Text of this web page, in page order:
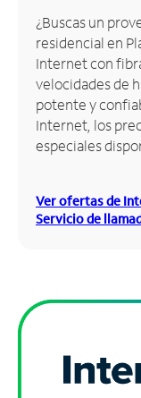
Inglés
Administrar
cuenta
Encuentra
una
tienda
¿Buscas un
residencial en
Internet con
velocidades de
potente y
Internet, los
especiales
Ver ofertas de
Servicio de